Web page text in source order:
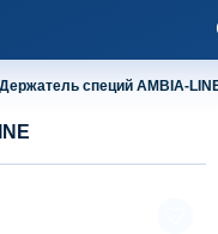
Держатель специй AMBIA-